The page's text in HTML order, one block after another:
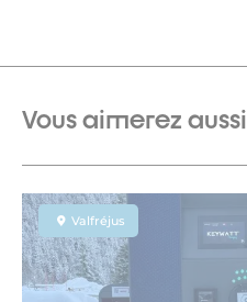
Vous aimerez aussi
Valfréjus